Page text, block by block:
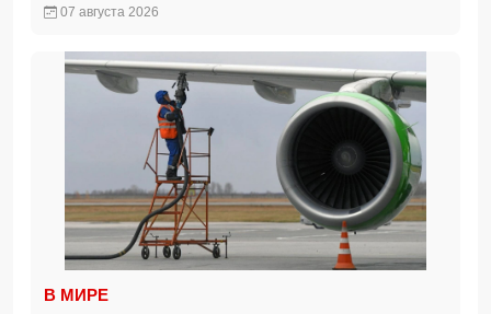
07 августа 2026
В МИРЕ